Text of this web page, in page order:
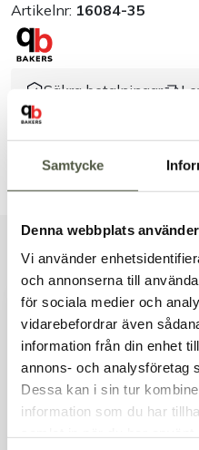
Samtycke
Denna webbplats
Vi använder
och annonserna till
för sociala medier och
vidarebefordrar även
information från din enhet
annons- och analysföretag
Dessa kan i sin tur
information som du har
Artikelnr: 16084-35
Säkra betalningar
Brett sortiment
Dokument &
Liknande produkter
Andra kunder tittade
Handlar du som
Fortsätt